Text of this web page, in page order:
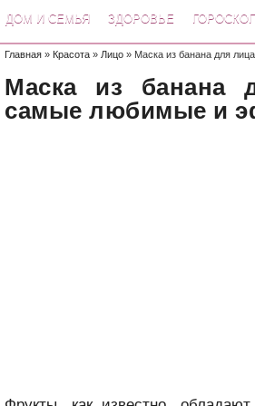
ДОМ И СЕМЬЯ ЗДОРОВЬЕ
Главная » Красота » Лицо » Маска из банана для
Маска из банана
самые любимые и